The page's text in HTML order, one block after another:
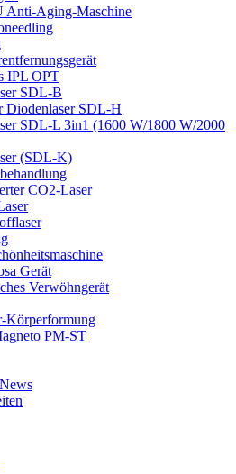
Anti-Aging-Maschine
IPL OPT
SDL-B
Diodenlaser SDL-H
SDL-L 3in1 (1600 W/1800 W/2000
(SDL-K)
CO2-Laser
Gerät
Verwöhngerät
Körperformung
PM-ST